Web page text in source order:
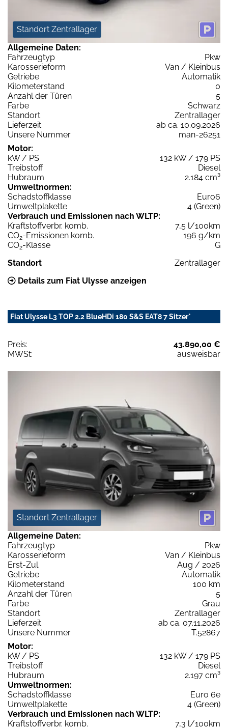
Standort Zentrallager
Allgemeine Daten:
Fahrzeugtyp
Pkw
Karosserieform
Van / Kleinbus
Getriebe
Automatik
Kilometerstand
0
Anzahl der Türen
5
Farbe
Schwarz
Standort
Zentrallager
Lieferzeit
ab ca. 10.09.2026
Unsere Nummer
man-26251
Motor:
kW / PS
132 kW / 179 PS
Treibstoff
Diesel
Hubraum
2.184 cm³
Umweltnormen:
Schadstoffklasse
Euro6
Umweltplakette
4 (Green)
Verbrauch und Emissionen nach WLTP:
Kraftstoffverbr. komb.
7,5 l/100km
CO2-Emissionen komb.
196 g/km
CO2-Klasse
G
Standort
Zentrallager
Details zum Fiat Ulysse anzeigen
Fiat Ulysse L3 TOP 2.2 BlueHDi 180 S&S EAT8 7 Sitzer*
Preis:
43.890,00 €
MWSt:
ausweisbar
Standort Zentrallager
Allgemeine Daten:
Fahrzeugtyp
Pkw
Karosserieform
Van / Kleinbus
Erst-Zul.
Aug / 2026
Getriebe
Automatik
Kilometerstand
100 km
Anzahl der Türen
5
Farbe
Grau
Standort
Zentrallager
Lieferzeit
ab ca. 07.11.2026
Unsere Nummer
T.52867
Motor:
kW / PS
132 kW / 179 PS
Treibstoff
Diesel
Hubraum
2.197 cm³
Umweltnormen:
Schadstoffklasse
Euro 6e
Umweltplakette
4 (Green)
Verbrauch und Emissionen nach WLTP:
Kraftstoffverbr. komb.
7,3 l/100km